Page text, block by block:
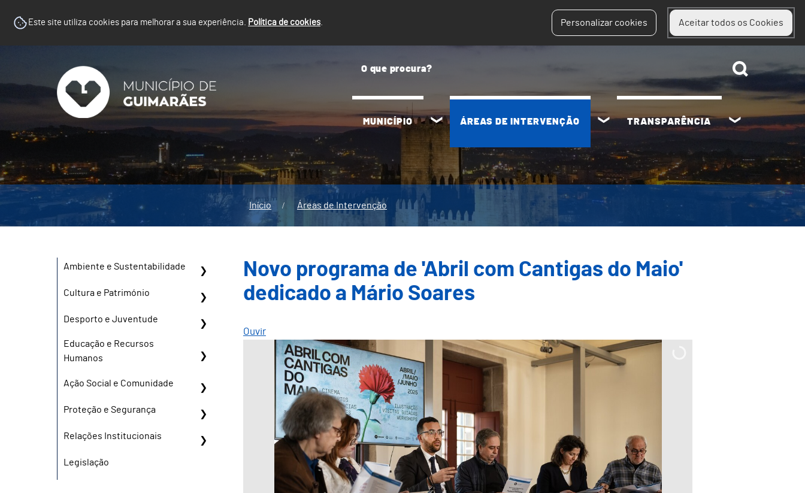
Este site utiliza cookies para melhorar a sua experiência. Política de cookies. Personalizar cookies Aceitar todos os Cookies
MUNICÍPIO ÁREAS DE INTERVENÇÃO TRANSPARÊNCIA
Início Áreas de Intervenção
Ambiente e Sustentabilidade
Cultura e Património
Desporto e Juventude
Educação e Recursos
Humanos
Ação Social e Comunidade
Proteção e Segurança
Relações Institucionais
Legislação
Novo programa de 'Abril com Cantigas do Maio'
dedicado a Mário Soares
Ouvir